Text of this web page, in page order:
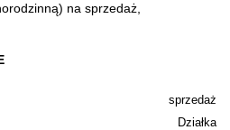
na sprzedaż,
sprzedaż
Działka